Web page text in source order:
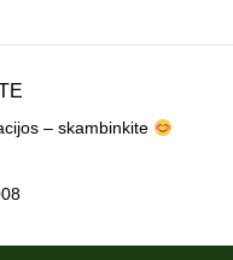
– skambinkite